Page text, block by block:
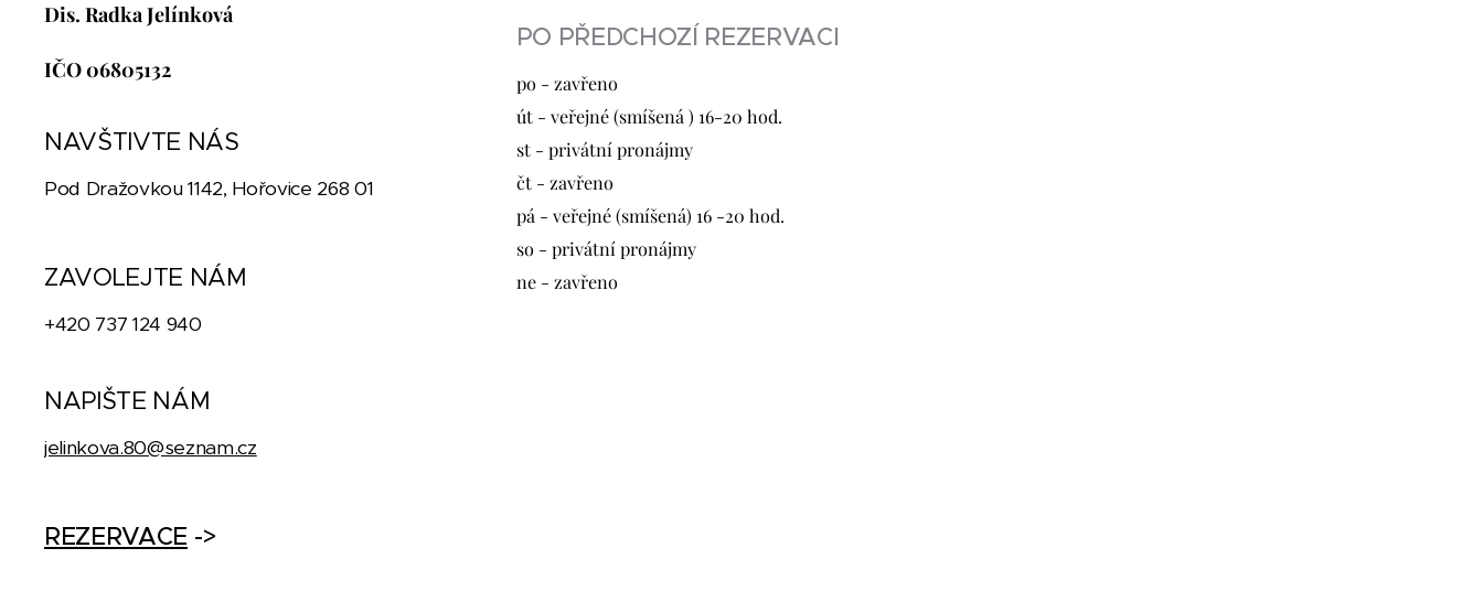
Dis. Radka Jelínková
IČO 06805132
NAVŠTIVTE NÁS
Pod Dražovkou 1142, Hořovice 268 01
ZAVOLEJTE NÁM
+420 737 124 940
NAPIŠTE NÁM
jelinkova.80@seznam.cz
REZERVACE ->
PO PŘEDCHOZÍ REZERVACI
po - zavřeno
út - veřejné (smíšená ) 16-20 hod.
st - privátní pronájmy
čt - zavřeno
pá - veřejné (smíšená) 16 -20 hod.
so - privátní pronájmy
ne - zavřeno